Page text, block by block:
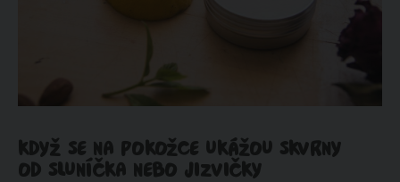
KDYŽ SE NA POKOŽCE UKÁŽOU SKVRNY
OD SLUNÍČKA NEBO JIZVIČKY